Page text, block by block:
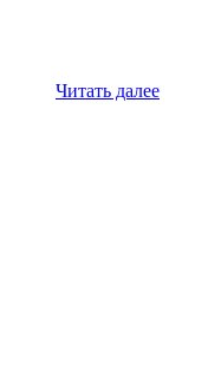
Читать далее